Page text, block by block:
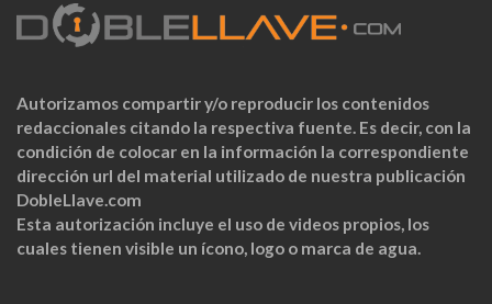
Autorizamos compartir y/o reproducir los contenidos
redaccionales citando la respectiva fuente. Es decir, con la
condición de colocar en la información la correspondiente
dirección url del material utilizado de nuestra publicación
DobleLlave.com
Esta autorización incluye el uso de videos propios, los
cuales tienen visible un ícono, logo o marca de agua.